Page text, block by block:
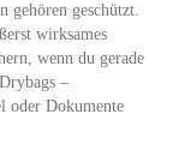
gehören geschützt.
wirksames
wenn du gerade
–
oder Dokumente